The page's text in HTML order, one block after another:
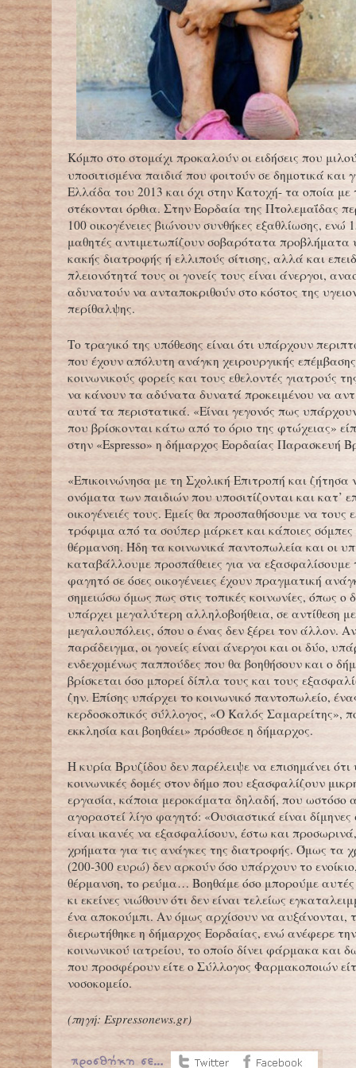
Κόμπο στο στομάχι προκαλούν οι ειδήσεις που
υποσιτισμένα παιδιά που φοιτούν σε δημοτικά και
Ελλάδα του 2013 και όχι στην Κατοχή- τα οποία με
στέκονται όρθια. Στην Εορδαία της Πτολεμαΐδας
100 οικογένειες βιώνουν συνθήκες εξαθλίωσης, ενώ
μαθητές αντιμετωπίζουν σοβαρότατα προβλήματα
κακής διατροφής ή ελλιπούς σίτισης, αλλά και
πλειονότητά τους οι γονείς τους είναι άνεργοι,
αδυνατούν να ανταποκριθούν στο κόστος της
περίθαλψης.
Το τραγικό της υπόθεσης είναι ότι υπάρχουν
που έχουν απόλυτη ανάγκη χειρουργικής
κοινωνικούς φορείς και τους εθελοντές γιατρούς
να κάνουν τα αδύνατα δυνατά προκειμένου να
αυτά τα περιστατικά. «Είναι γεγονός πως υπάρχουν
που βρίσκονται κάτω από το όριο της φτώχειας»
στην «Espresso» η δήμαρχος Εορδαίας Παρασκευή
«Επικοινώνησα με τη Σχολική Επιτροπή και
ονόματα των παιδιών που υποσιτίζονται και κατ’
οικογένειές τους. Εμείς θα προσπαθήσουμε να τους
τρόφιμα από τα σούπερ μάρκετ και κάποιες σόμπες
θέρμανση. Ήδη τα κοινωνικά παντοπωλεία και οι
καταβάλλουμε προσπάθειες για να εξασφαλίσουμε
φαγητό σε όσες οικογένειες έχουν πραγματική
σημειώσω όμως πως στις τοπικές κοινωνίες, όπως ο
υπάρχει μεγαλύτερη αλληλοβοήθεια, σε αντίθεση με
μεγαλουπόλεις, όπου ο ένας δεν ξέρει τον άλλον.
παράδειγμα, οι γονείς είναι άνεργοι και οι δύο,
ενδεχομένως παππούδες που θα βοηθήσουν και ο
βρίσκεται όσο μπορεί δίπλα τους και τους
ζην. Επίσης υπάρχει το κοινωνικό παντοπωλείο,
κερδοσκοπικός σύλλογος, «Ο Καλός Σαμαρείτης»,
εκκλησία και βοηθάει» πρόσθεσε η δήμαρχος.
Η κυρία Βρυζίδου δεν παρέλειψε να επισημάνει
κοινωνικές δομές στον δήμο που εξασφαλίζουν
εργασία, κάποια μεροκάματα δηλαδή, που ωστόσο
αγοραστεί λίγο φαγητό: «Ουσιαστικά είναι
είναι ικανές να εξασφαλίσουν, έστω και
χρήματα για τις ανάγκες της διατροφής. Όμως τα
(200-300 ευρώ) δεν αρκούν όσο υπάρχουν το
θέρμανση, το ρεύμα… Βοηθάμε όσο μπορούμε αυτές
κι εκείνες νιώθουν ότι δεν είναι τελείως
ένα αποκούμπι. Αν όμως αρχίσουν να αυξάνονται,
διερωτήθηκε η δήμαρχος Εορδαίας, ενώ ανέφερε
κοινωνικού ιατρείου, το οποίο δίνει φάρμακα και
που προσφέρουν είτε ο Σύλλογος Φαρμακοποιών
νοσοκομείο.
(πηγή: Espressonews.gr)